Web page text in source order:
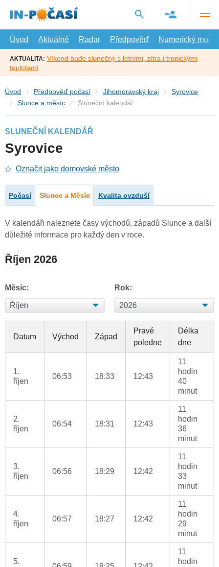
hlavní
Úvod
Aktuálně Radar Předpověď Numerický model
AKTUALITA: Víkend bude slunečný s letními, zítra i tropickými
teplotami
Úvod Předpověď počasí Jihomoravský kraj
Syrovice
Slunce a měsíc
Sluneční kalendář
SLUNEČNÍ KALENDÁŘ
Syrovice
Označit jako domovské město
Počasí Slunce a Měsíc Kvalita ovzduší
V kalendáři naleznete časy východů, západů Slunce a další
důležité informace pro každý den v roce.
Říjen 2026
Měsíc: Rok:
Datum Východ Západ
Pravé
poledne
Délka
dne
1.
říjen
06:53 18:33 12:43
11
hodin
40
minut
2.
říjen
06:54 18:31 12:43
11
hodin
36
minut
3.
říjen
06:56 18:29 12:42
11
hodin
33
minut
4.
říjen
06:57 18:27 12:42
11
hodin
29
minut
5.
11
hodin